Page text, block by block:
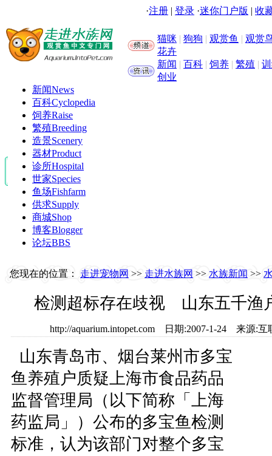
·注册 | 登录 ·迷你门户版 | 收
猫咪 | 狗狗 | 观赏鱼 | 观赏
花卉
新闻 | 百科 | 饲养 | 繁殖 |
创业
新闻News
百科Cyclopedia
饲养Raise
繁殖Breeding
造景Scenery
器材Product
诊所Hospital
世家Species
鱼场Fishfarm
供求Supply
商城Shop
博客Blogger
论坛BBS
您现在的位置： 走进宠物网 >> 走进水族网 >> 水族新闻 >>
检测超标存在歧视 山东五千渔
http://aquarium.intopet.com 日期:2007-1-24 来源
山东青岛市、烟台莱州市多宝
鱼养殖户质疑上海市食品药品
监督管理局（以下简称「上海
药监局」）公布的多宝鱼检测
标准，认为该部门对整个多宝